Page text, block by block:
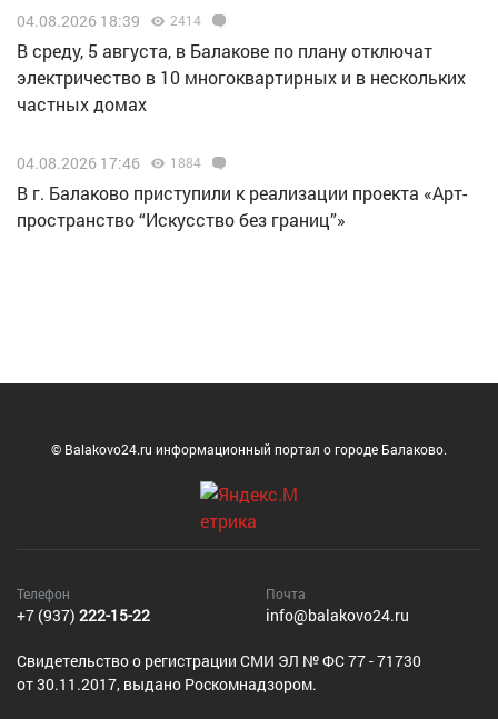
04.08.2026 18:39 2414
В среду, 5 августа, в Балакове по плану отключат
электричество в 10 многоквартирных и в нескольких
частных домах
04.08.2026 17:46 1884
В г. Балаково приступили к реализации проекта «Арт-
пространство “Искусство без границ”»
© Balakovo24.ru информационный портал о городе Балаково.
Телефон
+7 (937) 222-15-22
Почта
info@balakovo24.ru
Cвидетельство о регистрации СМИ ЭЛ № ФС 77 - 71730
от 30.11.2017, выдано Роскомнадзором.